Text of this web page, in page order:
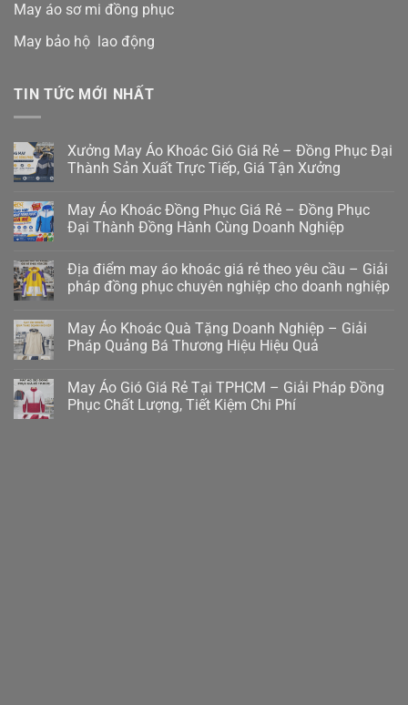
May áo sơ mi đồng phục
May bảo hộ lao động
TIN TỨC MỚI NHẤT
Xưởng May Áo Khoác Gió Giá Rẻ – Đồng Phục Đại
Thành Sản Xuất Trực Tiếp, Giá Tận Xưởng
May Áo Khoác Đồng Phục Giá Rẻ – Đồng Phục
Đại Thành Đồng Hành Cùng Doanh Nghiệp
Địa điểm may áo khoác giá rẻ theo yêu cầu – Giải
pháp đồng phục chuyên nghiệp cho doanh nghiệp
May Áo Khoác Quà Tặng Doanh Nghiệp – Giải
Pháp Quảng Bá Thương Hiệu Hiệu Quả
May Áo Gió Giá Rẻ Tại TPHCM – Giải Pháp Đồng
Phục Chất Lượng, Tiết Kiệm Chi Phí